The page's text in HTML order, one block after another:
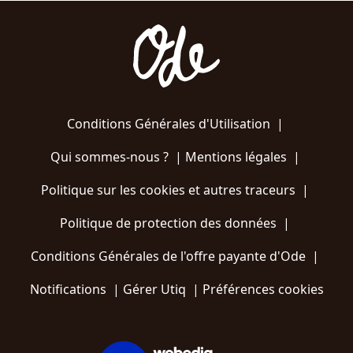
Conditions Générales d'Utilisation |
Qui sommes-nous ?| Mentions légales |
Politique sur les cookies et autres traceurs |
Politique de protection des données |
Conditions Générales de l'offre payante d'Ode |
Notifications | Gérer Utiq | Préférences cookies